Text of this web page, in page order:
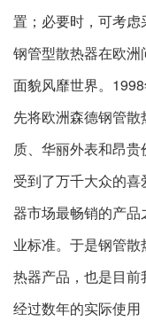
置；必要时，可考虑
钢管型散热器在欧
面貌风靡世界。
先将欧洲森德钢管
质、华丽外表和昂
受到了万千大众的
器市场最畅销的产
业标准。于是钢管
热器产品，也是目前
经过数年的实际使用